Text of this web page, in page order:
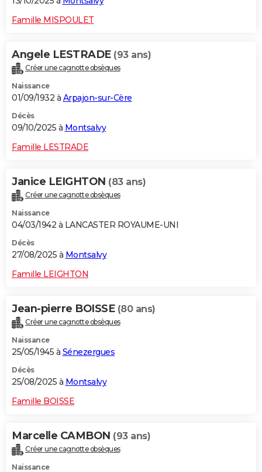
Famille MISPOULET
Angele LESTRADE (93 ans)
Créer une cagnotte obsèques
Naissance
01/09/1932 à Arpajon-sur-Cère
Décès
09/10/2025 à Montsalvy
Famille LESTRADE
Janice LEIGHTON (83 ans)
Créer une cagnotte obsèques
Naissance
04/03/1942 à LANCASTER ROYAUME-UNI
Décès
27/08/2025 à Montsalvy
Famille LEIGHTON
Jean-pierre BOISSE (80 ans)
Créer une cagnotte obsèques
Naissance
25/05/1945 à Sénezergues
Décès
25/08/2025 à Montsalvy
Famille BOISSE
Marcelle CAMBON (93 ans)
Créer une cagnotte obsèques
Naissance